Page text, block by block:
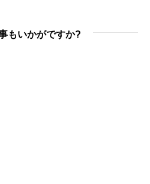
もいかがですか?